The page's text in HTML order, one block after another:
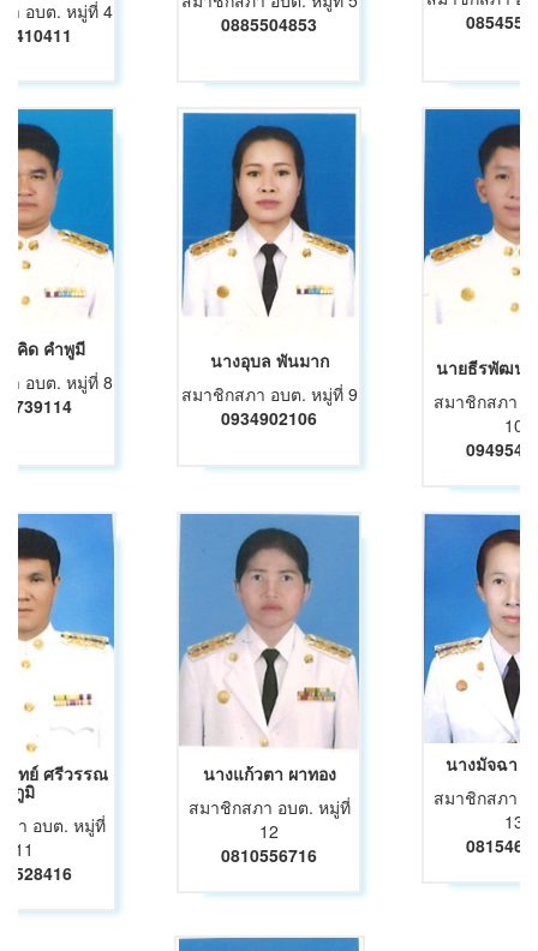
า อบต. หมู่ที่ 4
0885504853
มคิด คำพูมี
า อบต. หมู่ที่ 8
นางอุบล พันมาก
สมาชิกสภา อบต. หมู่ที่ 9
0934902106
นายธีรพัฒน์
สมาชิกสภา
10
ทย์ ศรีวรรณ
ภูมิ
ภา อบต. หมู่ที่
11
นางแก้วตา ผาทอง
สมาชิกสภา อบต. หมู่ที่
12
0810556716
นางมัจฉา ห
สมาชิกสภา
13